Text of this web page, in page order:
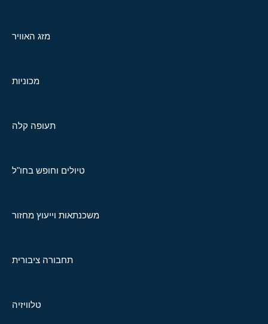
מזג האוויר
מכוניות
תעופה קלה
טיולים וחופש בחו"ל
משכנתאות וייעוץ מחזור
תחבורה ציבורית
טלוויזיה